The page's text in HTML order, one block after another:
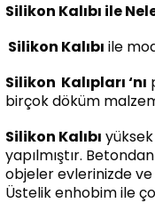
Silikon Kalıbı ile
Silikon Kalıbı ile
Silikon Kalıpları ‘nı
birçok döküm
Silikon Kalıbı
yapılmıştır.
objeler evlerinizde ve
Üstelik enhobim ile